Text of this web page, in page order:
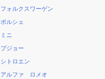
フォルクスワーゲン
ポルシェ
ミニ
プジョー
シトロエン
アルファ ロメオ